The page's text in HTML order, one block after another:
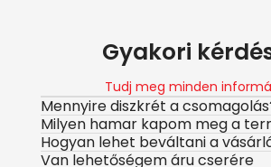
Gyakori
Tudj meg minden
Mennyire diszkrét a
Milyen hamar kapom meg a
Hogyan lehet beváltani a
Van lehetőségem áru cserére